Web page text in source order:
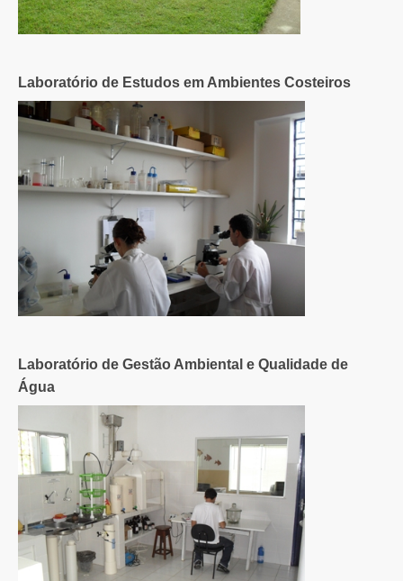
Laboratório de Estudos em Ambientes Costeiros
Laboratório de Gestão Ambiental e Qualidade de
Água